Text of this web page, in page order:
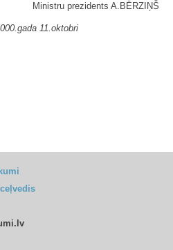
Ministru prezidents A.BĒRZIŅŠ
11.oktobri